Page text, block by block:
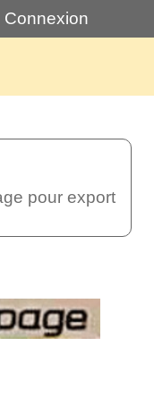
Connexion
pour export